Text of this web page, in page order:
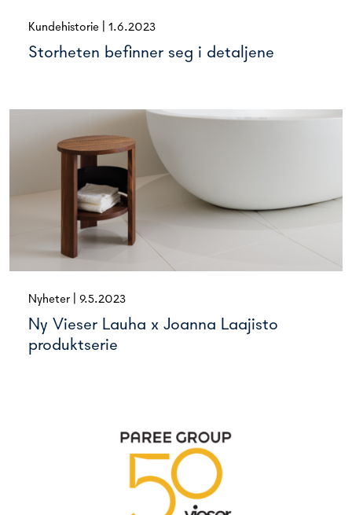
Kundehistorie 1.6.2023
Storheten befinner seg i detaljene
Nyheter 9.5.2023
Ny Vieser Lauha x Joanna Laajisto
produktserie